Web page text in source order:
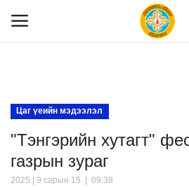
Танилцуулга
МЭДЭЭЛЭЛ
Цаг үеийн мэдээлэл
"Тэнгэрийн хутагт"
газрын зураг
2025 | 9 сарын 15 | 09:38